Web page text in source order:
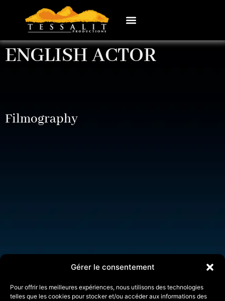
Gérer le consentement
Pour offrir les meilleures expériences, nous utilisons des technologies
telles que les cookies pour stocker et/ou accéder aux informations des
ENGLISH ACTOR
Filmography